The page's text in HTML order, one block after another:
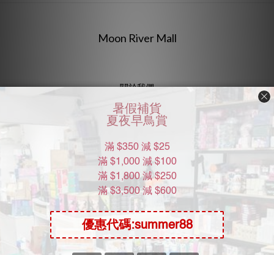
Moon River Mall
關於我們
加入我們
批發查詢
常用資訊
送貨包裝
付款方式
送貨方式
常見問題：一般用戶